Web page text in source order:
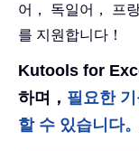
어， 독일어， 프
를 지원합니다！
Kutools for
하며， 필요한
할 수 있습니다。